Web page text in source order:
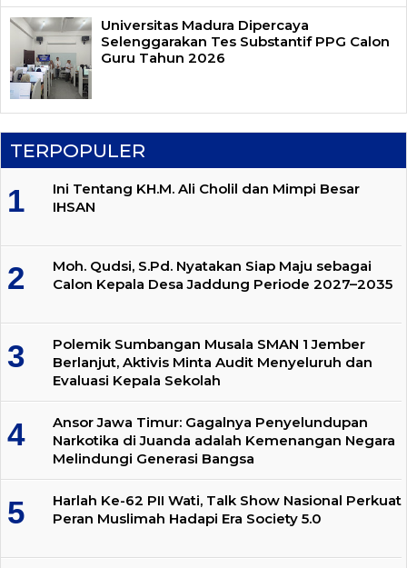
Universitas Madura Dipercaya
Selenggarakan Tes Substantif PPG Calon
Guru Tahun 2026
TERPOPULER
Ini Tentang KH.M. Ali Cholil dan Mimpi Besar
IHSAN
Moh. Qudsi, S.Pd. Nyatakan Siap Maju sebagai
Calon Kepala Desa Jaddung Periode 2027–2035
Polemik Sumbangan Musala SMAN 1 Jember
Berlanjut, Aktivis Minta Audit Menyeluruh dan
Evaluasi Kepala Sekolah
Ansor Jawa Timur: Gagalnya Penyelundupan
Narkotika di Juanda adalah Kemenangan Negara
Melindungi Generasi Bangsa
Harlah Ke-62 PII Wati, Talk Show Nasional Perkuat
Peran Muslimah Hadapi Era Society 5.0